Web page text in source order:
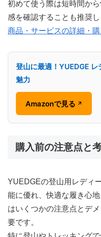
初めて使う際は短時間か
感を確認することも推奨し
商品・サービスの詳細・
登山に最適！YUEDGE
魅力
Amazonで見る ↗
購入前の注意点と
YUEDGEの登山用レディ
能に優れ、快適な履き心
はいくつかの注意点とデ
要です。